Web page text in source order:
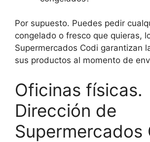
Por supuesto. Puedes pedir
congelado o fresco que quieras,
Supermercados Codi garantizan
sus productos al momento de
Oficinas físicas.
Dirección de
Supermercados